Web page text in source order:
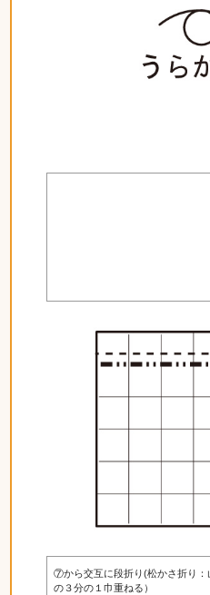
⑦から交互に段折り(松かさ折り：
の３分の１巾重ねる）